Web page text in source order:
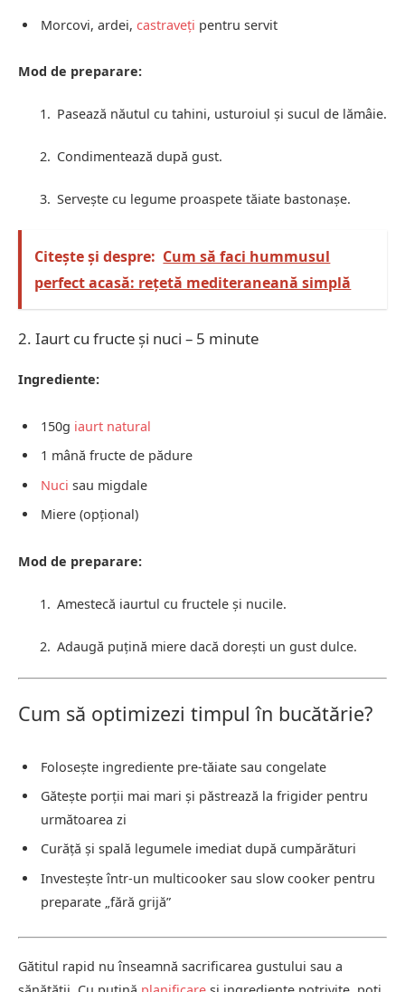
Morcovi, ardei, castraveți pentru servit
Mod de preparare:
Pasează năutul cu tahini, usturoiul și sucul de lămâie.
Condimentează după gust.
Servește cu legume proaspete tăiate bastonașe.
Citește și despre: Cum să faci hummusul
perfect acasă: rețetă mediteraneană simplă
2. Iaurt cu fructe și nuci – 5 minute
Ingrediente:
150g iaurt natural
1 mână fructe de pădure
Nuci sau migdale
Miere (opțional)
Mod de preparare:
Amestecă iaurtul cu fructele și nucile.
Adaugă puțină miere dacă dorești un gust dulce.
Cum să optimizezi timpul în bucătărie?
Folosește ingrediente pre-tăiate sau congelate
Gătește porții mai mari și păstrează la frigider pentru
următoarea zi
Curăță și spală legumele imediat după cumpărături
Investește într-un multicooker sau slow cooker pentru
preparate „fără grijă”
Gătitul rapid nu înseamnă sacrificarea gustului sau a